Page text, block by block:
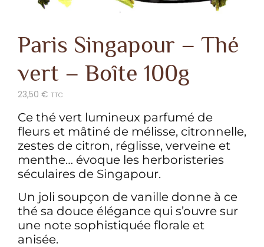
Paris Singapour – Thé
vert – Boîte 100g
23,50 € TTC
Ce thé vert lumineux parfumé de
fleurs et mâtiné de mélisse, citronnelle,
zestes de citron, réglisse, verveine et
menthe… évoque les herboristeries
séculaires de Singapour.
Un joli soupçon de vanille donne à ce
thé sa douce élégance qui s’ouvre sur
une note sophistiquée florale et
anisée.